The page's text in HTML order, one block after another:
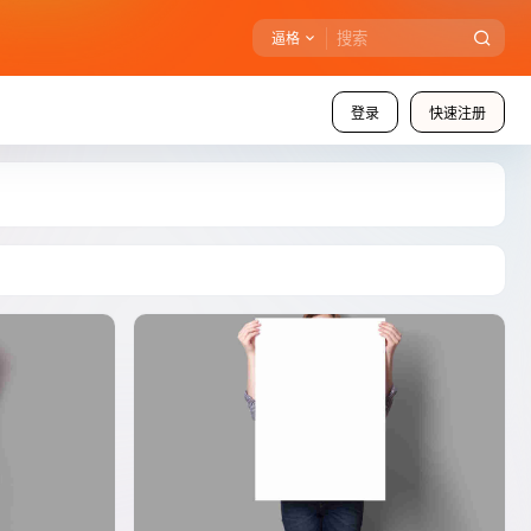
逼格
登录 快速注册